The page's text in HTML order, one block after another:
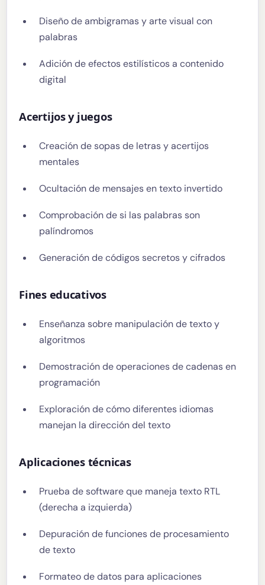
Diseño de ambigramas y arte visual con
palabras
Adición de efectos estilísticos a contenido
digital
Acertijos y juegos
Creación de sopas de letras y acertijos
mentales
Ocultación de mensajes en texto invertido
Comprobación de si las palabras son
palíndromos
Generación de códigos secretos y cifrados
Fines educativos
Enseñanza sobre manipulación de texto y
algoritmos
Demostración de operaciones de cadenas en
programación
Exploración de cómo diferentes idiomas
manejan la dirección del texto
Aplicaciones técnicas
Prueba de software que maneja texto RTL
(derecha a izquierda)
Depuración de funciones de procesamiento
de texto
Formateo de datos para aplicaciones